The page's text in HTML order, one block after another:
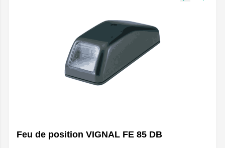
Feu de position VIGNAL FE 85 DB